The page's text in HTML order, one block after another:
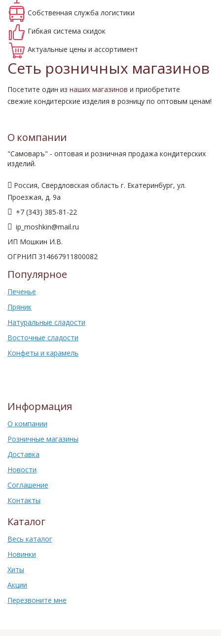
Собственная служба логистики
Гибкая система скидок
Актуальные цены и ассортимент
Сеть розничных магазинов
Посетите один из наших магазинов и приобретите
свежие кондитерские изделия в розницу по оптовым ценам!
О компании
"Самоваръ" - оптовая и розничная продажа кондитерских
изделий.
Россия, Свердловская область г. Екатеринбург, ул.
Проезжая, д. 9а
+7 (343) 385-81-22
ip_moshkin@mail.ru
ИП Мошкин И.В.
ОГРНИП 314667911800082
Популярное
Печенье
Пряник
Натуральные сладости
Восточные сладости
Конфеты и карамель
Информация
О компании
Розничные магазины
Доставка
Новости
Соглашение
Контакты
Каталог
Весь каталог
Новинки
Хиты
Акции
Перезвоните мне